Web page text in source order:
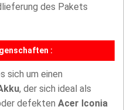
des Pakets
:
sich um einen
, der sich ideal als
defekten Acer Iconia